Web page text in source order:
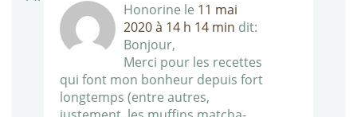
Honorine le 11 mai
2020 à 14 h 14 min dit:
Bonjour,
Merci pour les recettes
qui font mon bonheur depuis fort
longtemps (entre autres,